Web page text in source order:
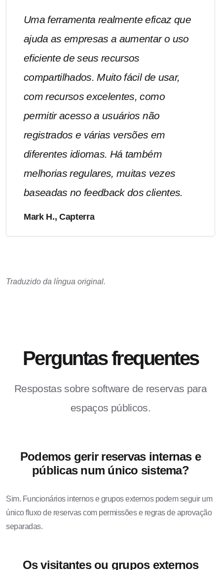
Uma ferramenta realmente eficaz que
ajuda as empresas a aumentar o uso
eficiente de seus recursos
compartilhados. Muito fácil de usar,
com recursos excelentes, como
permitir acesso a usuários não
registrados e várias versões em
diferentes idiomas. Há também
melhorias regulares, muitas vezes
baseadas no feedback dos clientes.
Mark H., Capterra
Traduzido da língua original.
Perguntas frequentes
Respostas sobre software de reservas para
espaços públicos.
Podemos gerir reservas internas e
públicas num único sistema?
Sim. Funcionários internos e grupos externos podem seguir um
único fluxo de reservas com permissões e regras de aprovação
separadas.
Os visitantes ou grupos externos